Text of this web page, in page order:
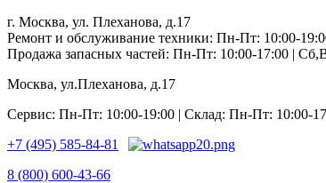
г. Москва, ул. Плеханова, д.17
Ремонт и обслуживание техники: Пн-Пт: 10:00-
Продажа запасных частей: Пн-Пт: 10:00-17:00 |
Москва, ул.Плеханова, д.17
Сервис: Пн-Пт: 10:00-19:00 | Склад: Пн-Пт: 10:00-
+7 (495) 585-84-81
8 (800) 600-43-66